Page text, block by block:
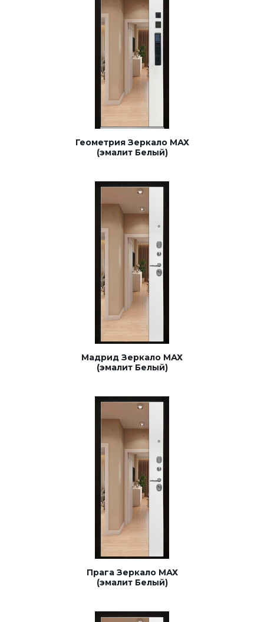
Геометрия Зеркало МАХ
(эмалит Белый)
Мадрид Зеркало МАХ
(эмалит Белый)
Прага Зеркало МАХ
(эмалит Белый)